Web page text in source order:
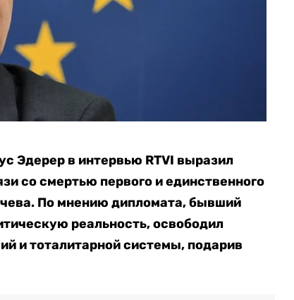
Эдерер в интервью RTVI выразил
со смертью первого и единственного
По мнению дипломата, бывший
реальность, освободил
и тоталитарной системы, подарив